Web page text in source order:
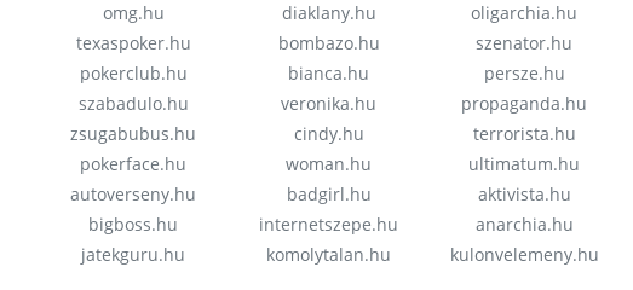
omg.hu
texaspoker.hu
pokerclub.hu
szabadulo.hu
zsugabubus.hu
pokerface.hu
autoverseny.hu
bigboss.hu
jatekguru.hu
diaklany.hu
bombazo.hu
bianca.hu
veronika.hu
cindy.hu
woman.hu
badgirl.hu
internetszepe.hu
komolytalan.hu
oligarchia.hu
szenator.hu
persze.hu
propaganda.hu
terrorista.hu
ultimatum.hu
aktivista.hu
anarchia.hu
kulonvelemeny.hu